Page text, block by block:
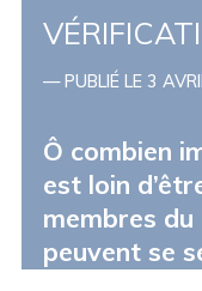
— PUBLIÉ LE 3
Ô combien
est loin
membres du
peuvent se